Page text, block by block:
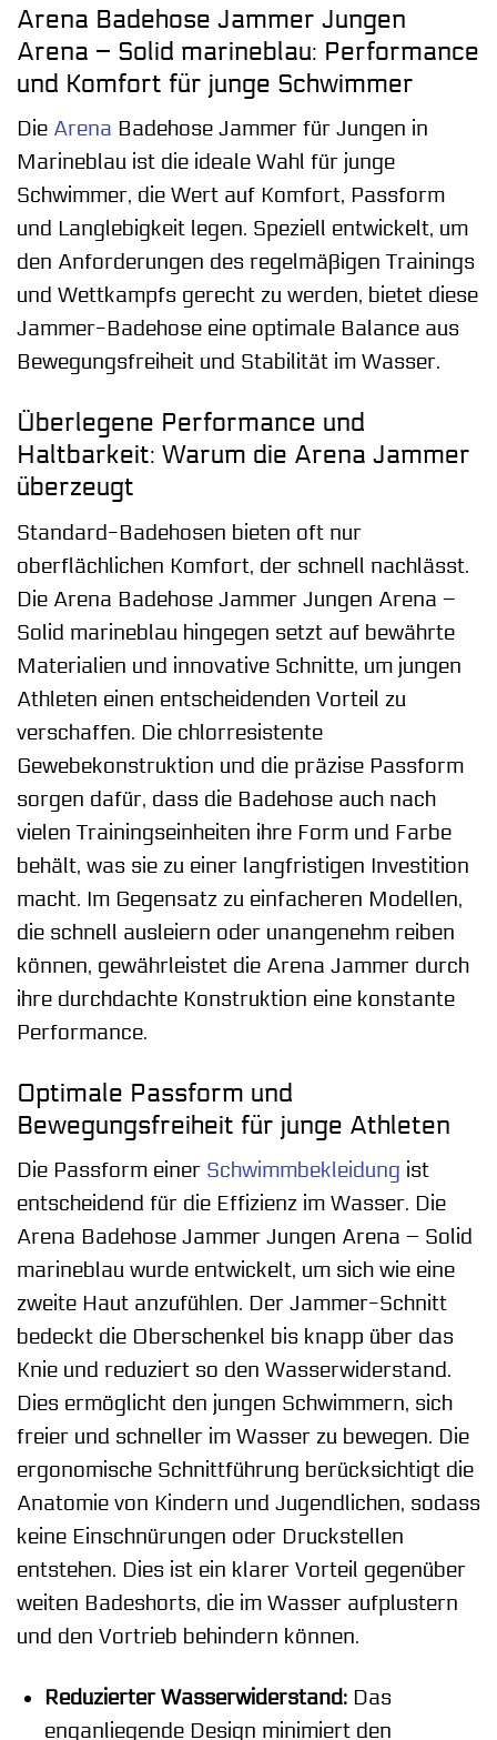
Arena Badehose Jammer Jungen
Arena – Solid marineblau: Performance
und Komfort für junge Schwimmer
Die Arena Badehose Jammer für Jungen in
Marineblau ist die ideale Wahl für junge
Schwimmer, die Wert auf Komfort, Passform
und Langlebigkeit legen. Speziell entwickelt, um
den Anforderungen des regelmäßigen Trainings
und Wettkampfs gerecht zu werden, bietet diese
Jammer-Badehose eine optimale Balance aus
Bewegungsfreiheit und Stabilität im Wasser.
Überlegene Performance und
Haltbarkeit: Warum die Arena Jammer
überzeugt
Standard-Badehosen bieten oft nur
oberflächlichen Komfort, der schnell nachlässt.
Die Arena Badehose Jammer Jungen Arena –
Solid marineblau hingegen setzt auf bewährte
Materialien und innovative Schnitte, um jungen
Athleten einen entscheidenden Vorteil zu
verschaffen. Die chlorresistente
Gewebekonstruktion und die präzise Passform
sorgen dafür, dass die Badehose auch nach
vielen Trainingseinheiten ihre Form und Farbe
behält, was sie zu einer langfristigen Investition
macht. Im Gegensatz zu einfacheren Modellen,
die schnell ausleiern oder unangenehm reiben
können, gewährleistet die Arena Jammer durch
ihre durchdachte Konstruktion eine konstante
Performance.
Optimale Passform und
Bewegungsfreiheit für junge Athleten
Die Passform einer Schwimmbekleidung ist
entscheidend für die Effizienz im Wasser. Die
Arena Badehose Jammer Jungen Arena – Solid
marineblau wurde entwickelt, um sich wie eine
zweite Haut anzufühlen. Der Jammer-Schnitt
bedeckt die Oberschenkel bis knapp über das
Knie und reduziert so den Wasserwiderstand.
Dies ermöglicht den jungen Schwimmern, sich
freier und schneller im Wasser zu bewegen. Die
ergonomische Schnittführung berücksichtigt die
Anatomie von Kindern und Jugendlichen, sodass
keine Einschnürungen oder Druckstellen
entstehen. Dies ist ein klarer Vorteil gegenüber
weiten Badeshorts, die im Wasser aufplustern
und den Vortrieb behindern können.
Reduzierter Wasserwiderstand:Das
enganliegende Design minimiert den